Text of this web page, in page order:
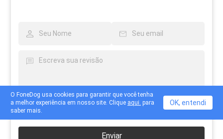
Enviar
O FoneDog usa cookies para garantir que você tenha
a melhor experiência em nosso site. Clique aqui. para
saber mais.
OK, entendi